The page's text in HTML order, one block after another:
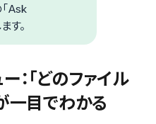
Ask
す。
：「どのファイル
一目でわかる